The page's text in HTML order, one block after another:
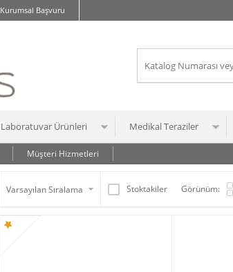
Kurumsal Başvuru
Laboratuvar Ürünleri Medikal Teraziler
Müşteri Hizmetleri
Stoktakiler Görünüm: